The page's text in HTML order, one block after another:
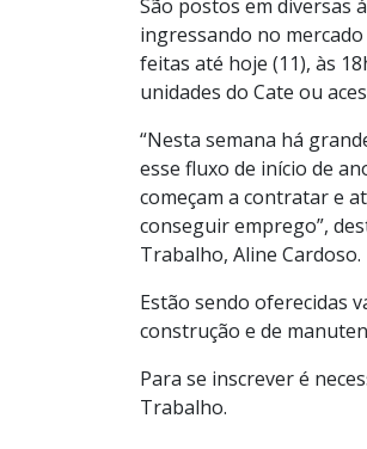
São postos em diversas
ingressando no
feitas até hoje (11), às
unidades do Cate ou
“Nesta semana há
esse fluxo de início de
começam a contratar e
conseguir emprego”,
Trabalho, Aline Cardoso.
Estão sendo oferecidas
construção e de
Para se inscrever é
Trabalho.